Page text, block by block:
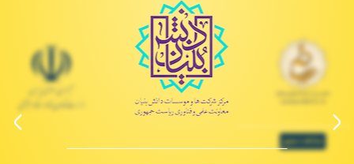
مشاهده مجوز